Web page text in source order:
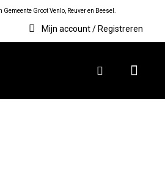
Groot Venlo, Reuver en Beesel.
Mijn account / Registreren